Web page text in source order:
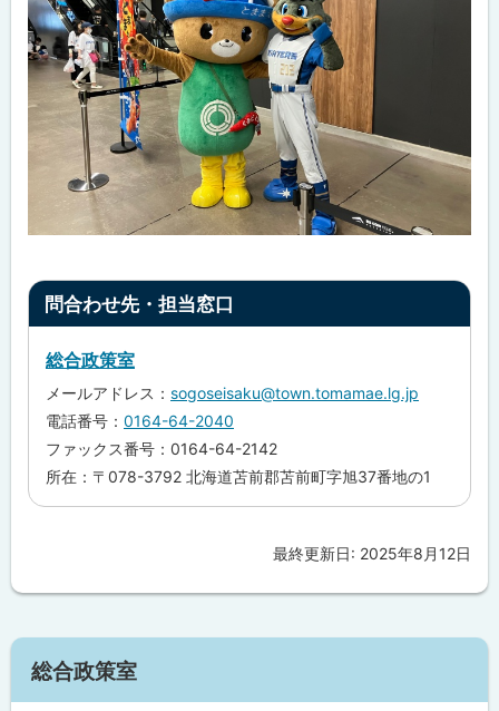
ト
問合わせ先・担当窓口
総合政策室
メールアドレス： sogoseisaku@town.tomamae.lg.jp
電話番号： 0164-64-2040
ファックス番号：0164-64-2142
所在：〒078-3792 北海道苫前郡苫前町字旭37番地の1
に
戻
最終更新日: 2025年8月12日
サ
イ
総合政策室